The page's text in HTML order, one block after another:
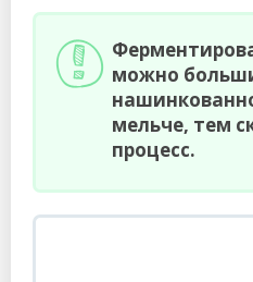
можно
мельче, тем
процесс.